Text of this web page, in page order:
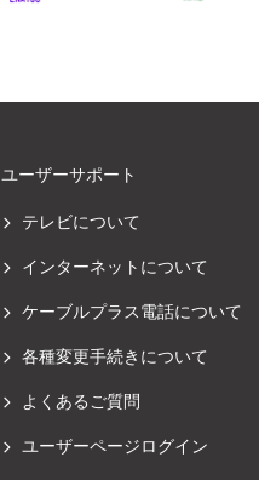
ユーザーサポート
テレビについて
インターネットについて
ケーブルプラス電話について
各種変更手続きについて
よくあるご質問
ユーザーページログイン